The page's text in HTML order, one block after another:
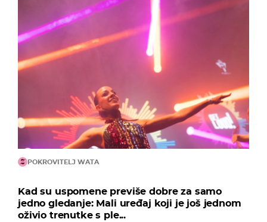
POKROVITELJ WATA
Kad su uspomene previše dobre za samo
jedno gledanje: Mali uređaj koji je još jednom
oživio trenutke s ple...